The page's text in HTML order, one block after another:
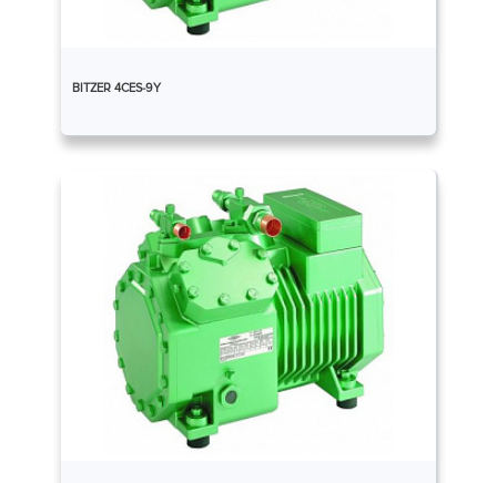
BITZER 4CES-9Y